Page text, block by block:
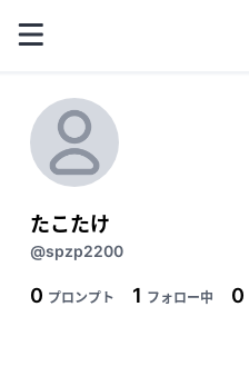
たこたけ
@spzp2200
0 プロンプト 1 フォロー中 0